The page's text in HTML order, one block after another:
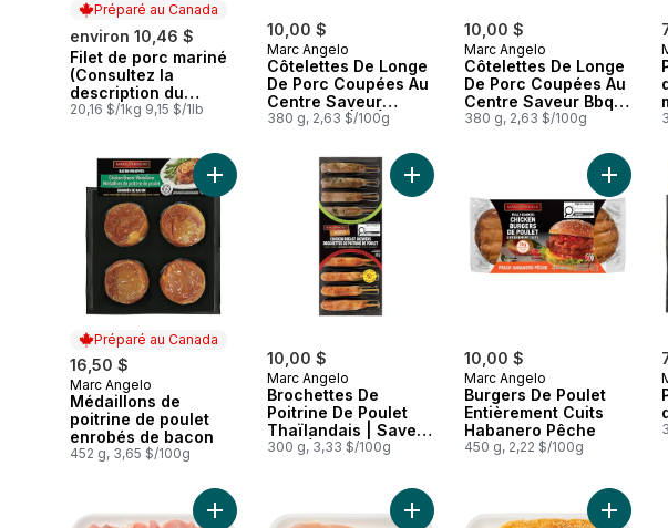
Préparé au Canada
environ 10,46 $
Préparé au Canada
Filet de porc mariné
(Consultez la
description du
produit pour les
20,16 $/1kg 9,15 $/1lb
10,00 $
Marc Angelo
Côtelettes De Longe
De Porc Coupées Au
Centre Saveur
Moutarde À L’Érable
380 g, 2,63 $/100g
10,00 $
Marc Angelo
Côtelettes De Longe
De Porc Coupées Au
Centre Saveur Bbq
Au Bois De Pommier
380 g, 2,63 $/100g
Préparé au Canada
16,50 $
Préparé au Canada
Marc Angelo
Médaillons de
poitrine de poulet
enrobés de bacon
452 g, 3,65 $/100g
Ajouter Médaillons de poitrine de poulet enrobés de bacon
10,00 $
Marc Angelo
Brochettes De
Poitrine De Poulet
Thaïlandais | Saveur
Miel Épicé
300 g, 3,33 $/100g
Ajouter Brochettes De Poitrine De
10,00 $
Marc Angelo
Burgers De Poulet
Entièrement Cuits
Habanero Pêche
450 g, 2,22 $/100g
Ajouter
Ajouter Lanieres Porc Pour Sautes au panier Ajouter